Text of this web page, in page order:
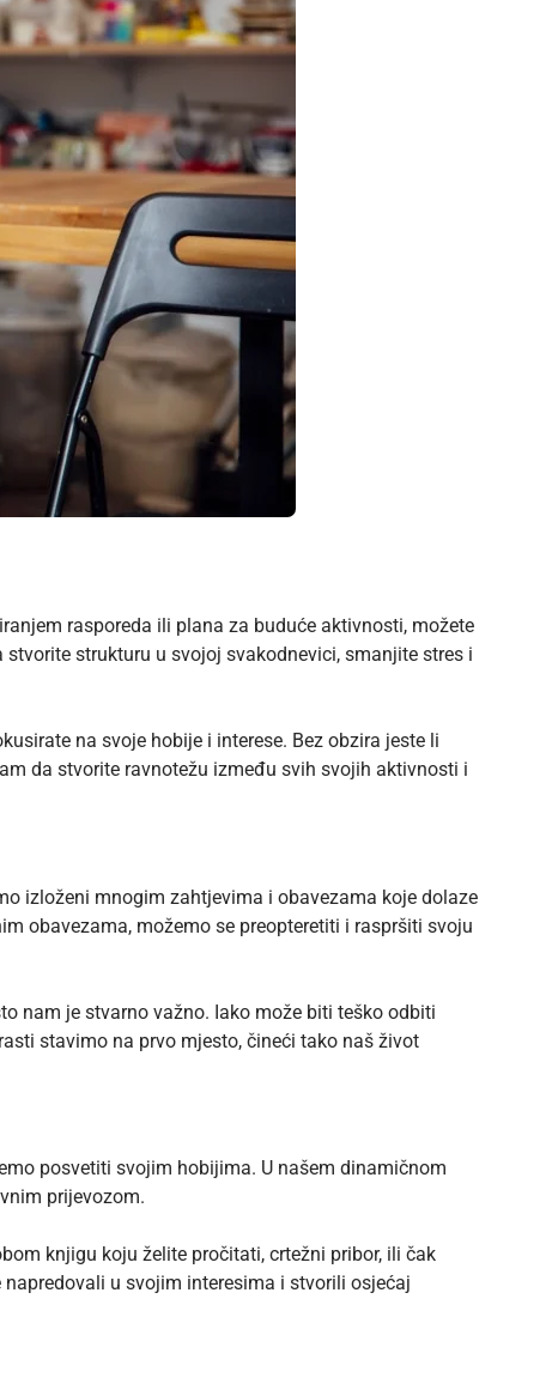
rasporeda ili plana za buduće aktivnosti, možete
strukturu u svojoj svakodnevici, smanjite stres i
na svoje hobije i interese. Bez obzira jeste li
da stvorite ravnotežu između svih svojih aktivnosti i
izloženi mnogim zahtjevima i obavezama koje dolaze
obavezama, možemo se preopteretiti i raspršiti svoju
nam je stvarno važno. Iako može biti teško odbiti
stavimo na prvo mjesto, čineći tako naš život
posvetiti svojim hobijima. U našem dinamičnom
prijevozom.
knjigu koju želite pročitati, crtežni pribor, ili čak
u svojim interesima i stvorili osjećaj